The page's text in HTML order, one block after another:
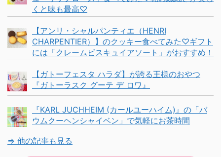
くと味も最高♡
【アンリ・シャルパンティエ（HENRI
CHARPENTIER）】のクッキー食べてみた♡ギフト
には「クレームビスキュイアソート」がおすすめ！
【ガトーフェスタ ハラダ】が誇る王様のおやつ
『ガトーラスク グーテ デ ロワ』
『KARL JUCHHEIM (カールユーハイム)』の「バ
ウムクーヘンシャイベン」で気軽にお茶時間
⇒ 他の記事も見る